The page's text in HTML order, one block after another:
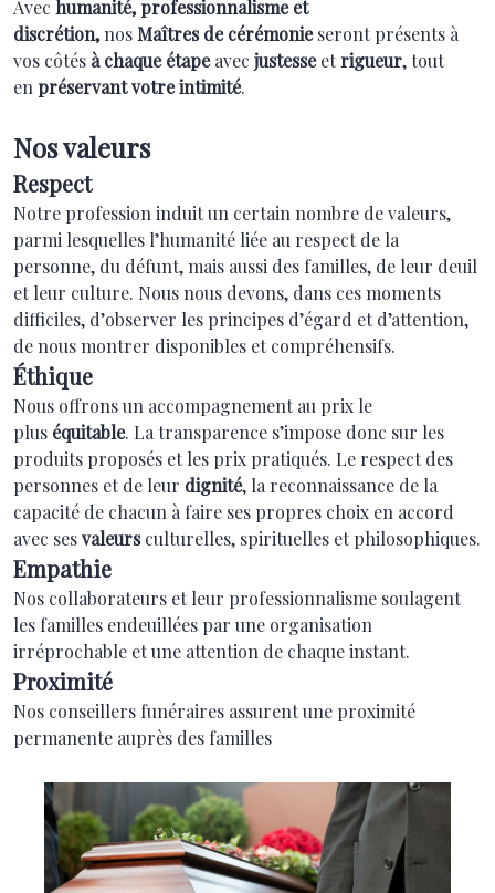
Avec humanité, professionnalisme et
discrétion,nosMaîtres de cérémonieseront présents à
vos côtés à chaque étapeavec justesseetrigueur, tout
en préservant votre intimité.
Nos valeurs
Respect
Notre profession induit un certain nombre de valeurs,
parmi lesquelles l’humanité liée au respect de la
personne, du défunt, mais aussi des familles, de leur deuil
et leur culture. Nous nous devons, dans ces moments
difficiles, d’observer les principes d’égard et d’attention,
de nous montrer disponibles et compréhensifs.
Éthique
Nous offrons un accompagnement au prix le
plus équitable. La transparence s’impose donc sur les
produits proposés et les prix pratiqués. Le respect des
personnes et de leur dignité, la reconnaissance de la
capacité de chacun à faire ses propres choix en accord
avec sesvaleursculturelles, spirituelles et philosophiques.
Empathie
Nos collaborateurs et leur professionnalisme soulagent
les familles endeuillées par une organisation
irréprochable et une attention de chaque instant.
Proximité
Nos conseillers funéraires assurent une proximité
permanente auprès des familles